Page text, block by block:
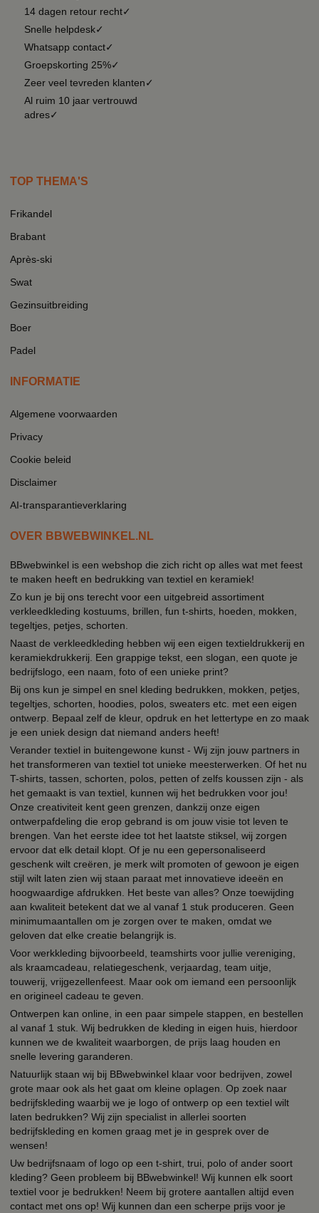
14 dagen retour recht✓
Snelle helpdesk✓
Whatsapp contact✓
Groepskorting 25%✓
Zeer veel tevreden klanten✓
Al ruim 10 jaar vertrouwd
adres✓
TOP THEMA'S
Frikandel
Brabant
Après-ski
Swat
Gezinsuitbreiding
Boer
Padel
INFORMATIE
Algemene voorwaarden
Privacy
Cookie beleid
Disclaimer
AI-transparantieverklaring
OVER BBWEBWINKEL.NL
BBwebwinkel is een webshop die zich richt op alles wat met feest
te maken heeft en bedrukking van textiel en keramiek!
Zo kun je bij ons terecht voor een uitgebreid assortiment
verkleedkleding kostuums, brillen, fun t-shirts, hoeden, mokken,
tegeltjes, petjes, schorten.
Naast de verkleedkleding hebben wij een eigen textieldrukkerij en
keramiekdrukkerij. Een grappige tekst, een slogan, een quote je
bedrijfslogo, een naam, foto of een unieke print?
Bij ons kun je simpel en snel kleding bedrukken, mokken, petjes,
tegeltjes, schorten, hoodies, polos, sweaters etc. met een eigen
ontwerp. Bepaal zelf de kleur, opdruk en het lettertype en zo maak
je een uniek design dat niemand anders heeft!
Verander textiel in buitengewone kunst - Wij zijn jouw partners in
het transformeren van textiel tot unieke meesterwerken. Of het nu
T-shirts, tassen, schorten, polos, petten of zelfs koussen zijn - als
het gemaakt is van textiel, kunnen wij het bedrukken voor jou!
Onze creativiteit kent geen grenzen, dankzij onze eigen
ontwerpafdeling die erop gebrand is om jouw visie tot leven te
brengen. Van het eerste idee tot het laatste stiksel, wij zorgen
ervoor dat elk detail klopt. Of je nu een gepersonaliseerd
geschenk wilt creëren, je merk wilt promoten of gewoon je eigen
stijl wilt laten zien wij staan paraat met innovatieve ideeën en
hoogwaardige afdrukken. Het beste van alles? Onze toewijding
aan kwaliteit betekent dat we al vanaf 1 stuk produceren. Geen
minimumaantallen om je zorgen over te maken, omdat we
geloven dat elke creatie belangrijk is.
Voor werkkleding bijvoorbeeld, teamshirts voor jullie vereniging,
als kraamcadeau, relatiegeschenk, verjaardag, team uitje,
touwerij, vrijgezellenfeest. Maar ook om iemand een persoonlijk
en origineel cadeau te geven.
Ontwerpen kan online, in een paar simpele stappen, en bestellen
al vanaf 1 stuk. Wij bedrukken de kleding in eigen huis, hierdoor
kunnen we de kwaliteit waarborgen, de prijs laag houden en
snelle levering garanderen.
Natuurlijk staan wij bij BBwebwinkel klaar voor bedrijven, zowel
grote maar ook als het gaat om kleine oplagen. Op zoek naar
bedrijfskleding waarbij we je logo of ontwerp op een textiel wilt
laten bedrukken? Wij zijn specialist in allerlei soorten
bedrijfskleding en komen graag met je in gesprek over de
wensen!
Uw bedrijfsnaam of logo op een t-shirt, trui, polo of ander soort
kleding? Geen probleem bij BBwebwinkel! Wij kunnen elk soort
textiel voor je bedrukken! Neem bij grotere aantallen altijd even
contact met ons op! Wij kunnen dan een scherpe prijs voor je